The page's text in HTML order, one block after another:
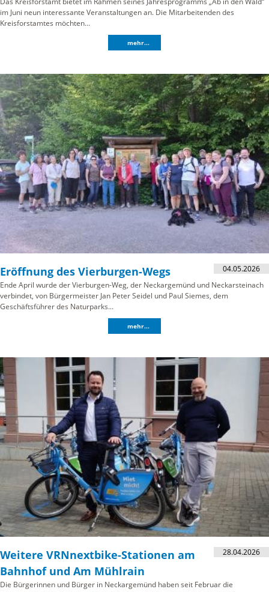
im Juni neun interessante Veranstaltungen an. Die Mitarbeitenden des
Kreisforstamtes möchten...
mehr...
04.05.2026
Eröffnung des Vierburgen-Wegs
Ende April wurde der Vierburgen-Weg, der Neckargemünd und Neckarsteinach
verbindet, von Bürgermeister Jan Peter Seidel und Paul Siemes, dem
Geschäftsführer des Naturparks...
mehr...
28.04.2026
Weitere VRNnextbike-Stationen am
Bahnhof und Am Mühlrain
Die Bürgerinnen und Bürger in Neckargemünd haben seit Februar die